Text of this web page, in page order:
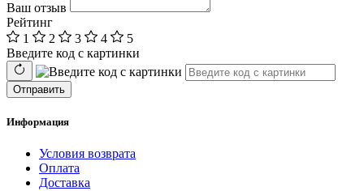
Ваш отзыв
Рейтинг
1
2 3 4
5
Введите код с картинки
Отправить
Информация
Условия возврата
Оплата
Доставка